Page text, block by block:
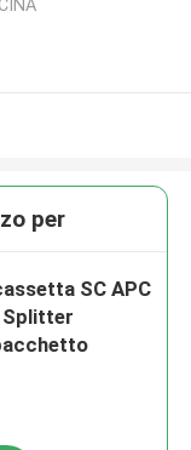
per
SC APC
Splitter